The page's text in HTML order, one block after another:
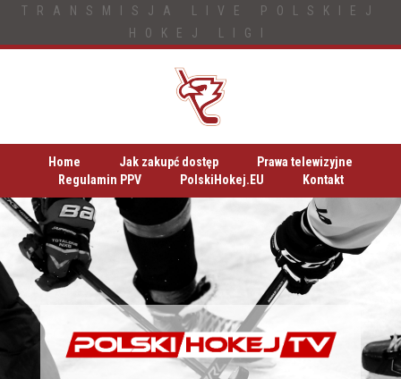
TRANSMISJA LIVE POLSKIEJ
HOKEJ LIGI
Home Jak zakupć dostęp
Prawa telewizyjne
Regulamin PPV
PolskiHokej.EU Kontakt